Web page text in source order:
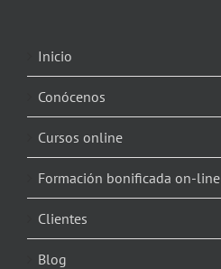
Inicio
Conócenos
Cursos online
Formación bonificada on-line
Clientes
Blog